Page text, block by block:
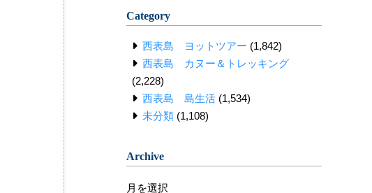
Category
西表島 ヨットツアー (1,842)
西表島 カヌー＆トレッキング
(2,228)
西表島 島生活 (1,534)
未分類 (1,108)
Archive
Archive